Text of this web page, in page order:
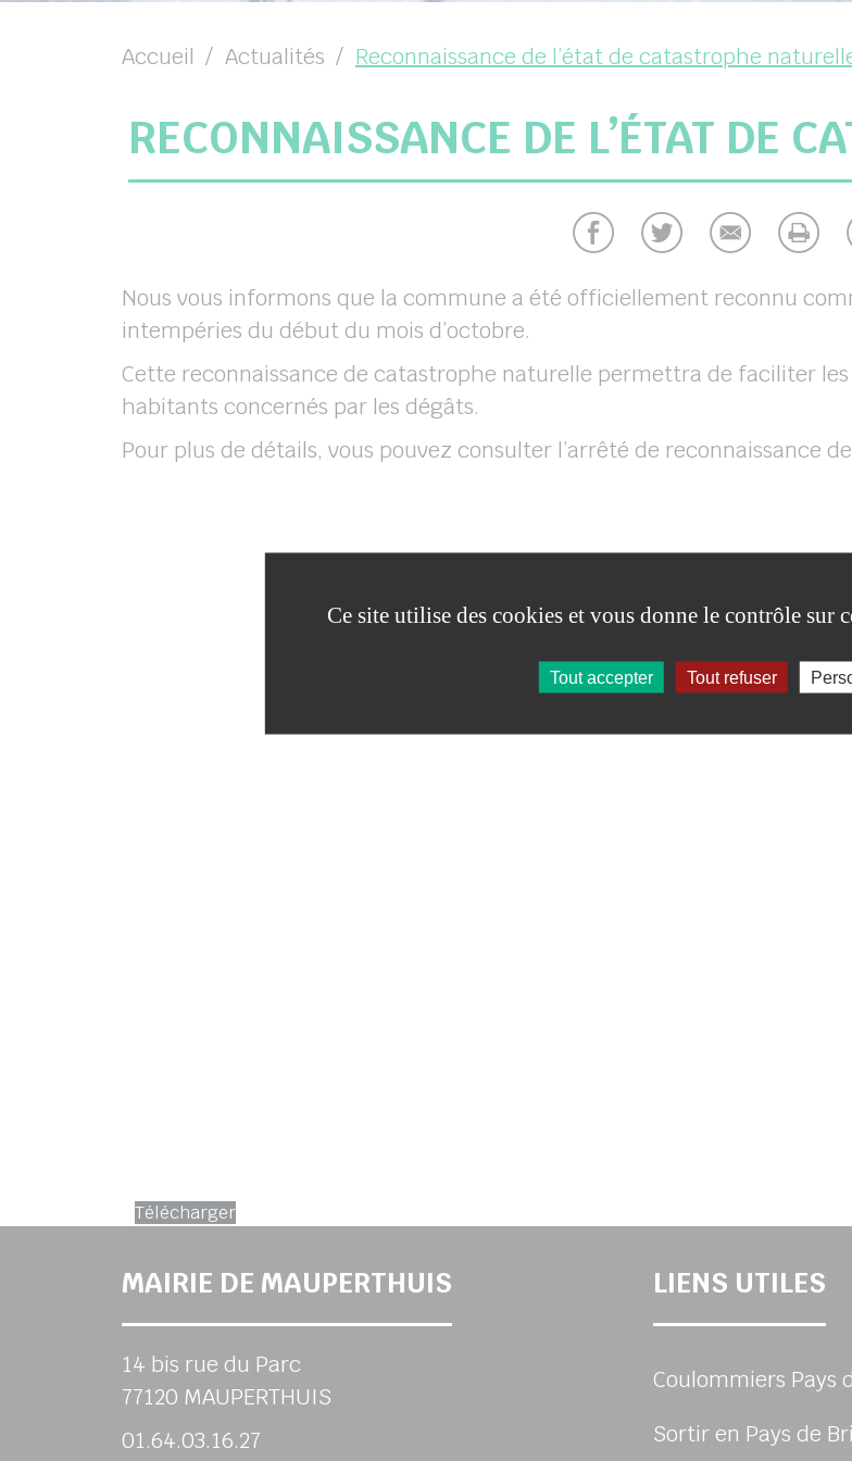
Accueil Actualités Reconnaissance de l’état de catastrophe
RECONNAISSANCE DE L’ÉTAT DE
Nous vous informons que la commune a été officiellement reconnu
intempéries du début du mois d’octobre.
Cette reconnaissance de catastrophe naturelle permettra de faciliter
habitants concernés par les dégâts.
Pour plus de détails, vous pouvez consulter l’arrêté de reconnaissance
Télécharger
MAIRIE DE MAUPERTHUIS
14 bis rue du Parc
77120 MAUPERTHUIS
01.64.03.16.27
LIENS UTILES
Coulommiers Pays
Sortir en Pays de
Ce site utilise des cookies et vous donne le contrôle sur
Tout accepter Tout refuser